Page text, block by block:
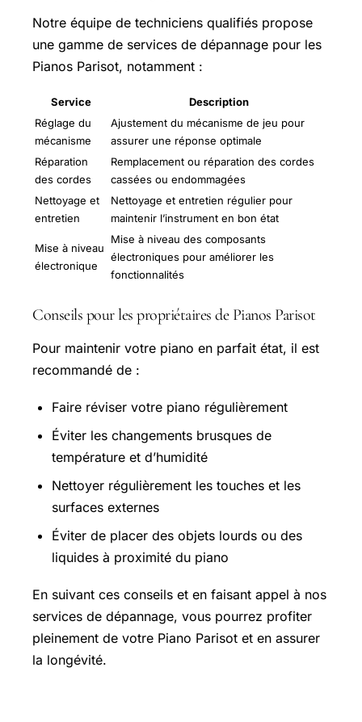
Notre équipe de techniciens qualifiés propose
une gamme de services de dépannage pour les
Pianos Parisot, notamment :
Service
Description
Réglage du
mécanisme
Ajustement du mécanisme de jeu pour
assurer une réponse optimale
Réparation
des cordes
Remplacement ou réparation des cordes
cassées ou endommagées
Nettoyage et
entretien
Nettoyage et entretien régulier pour
maintenir l’instrument en bon état
Mise à niveau
électronique
Mise à niveau des composants
électroniques pour améliorer les
fonctionnalités
Conseils pour les propriétaires de Pianos Parisot
Pour maintenir votre piano en parfait état, il est
recommandé de :
Faire réviser votre piano régulièrement
Éviter les changements brusques de
température et d’humidité
Nettoyer régulièrement les touches et les
surfaces externes
Éviter de placer des objets lourds ou des
liquides à proximité du piano
En suivant ces conseils et en faisant appel à nos
services de dépannage, vous pourrez profiter
pleinement de votre Piano Parisot et en assurer
la longévité.